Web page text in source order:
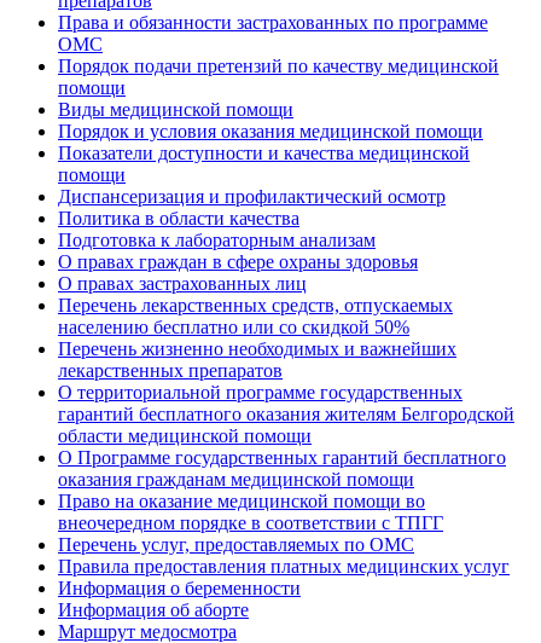
Права и обязанности застрахованных по программе
ОМС
Порядок подачи претензий по качеству медицинской
помощи
Виды медицинской помощи
Порядок и условия оказания медицинской помощи
Показатели доступности и качества медицинской
помощи
Диспансеризация и профилактический осмотр
Политика в области качества
Подготовка к лабораторным анализам
О правах граждан в сфере охраны здоровья
О правах застрахованных лиц
Перечень лекарственных средств, отпускаемых
населению бесплатно или со скидкой 50%
Перечень жизненно необходимых и важнейших
лекарственных препаратов
О территориальной программе государственных
гарантий бесплатного оказания жителям Белгородской
области медицинской помощи
О Программе государственных гарантий бесплатного
оказания гражданам медицинской помощи
Право на оказание медицинской помощи во
внеочередном порядке в соответствии с ТПГГ
Перечень услуг, предоставляемых по ОМС
Правила предоставления платных медицинских услуг
Информация о беременности
Информация об аборте
Маршрут медосмотра